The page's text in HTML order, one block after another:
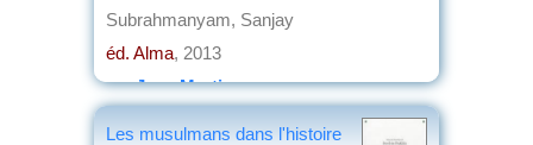
Subrahmanyam, Sanjay
éd. Alma, 2013
parJean Martin
Les musulmans dans l'histoire